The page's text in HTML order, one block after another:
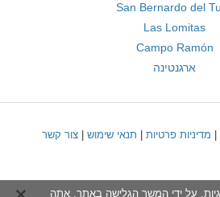
San Bernardo del
Las Lomitas
Campo Ramón
ארגנטינה
מדיניות פרטיות תנאי שימוש |צור קשר
על ידי המשך הגלישה באתר, אתה